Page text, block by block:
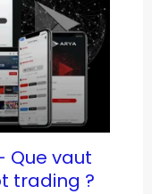
Que vaut
trading ?